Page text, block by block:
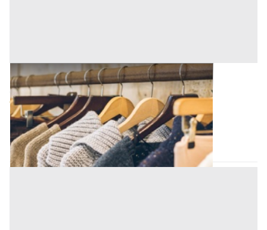
Capi Vestiari all'asta a Padova
Padova (Padova)
Offerta minima
9.073,14 €
Codice asta:991b85e2
15/09/2026